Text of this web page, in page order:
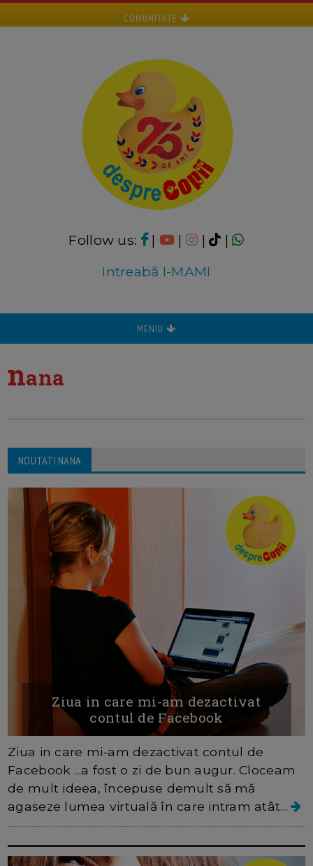
COMUNITATE
Follow us: | | |
|
Intreabă I-MAMI
MENIU
nana
NOUTATI NANA
Ziua in care mi-am dezactivat
contul de Facebook
Ziua in care mi-am dezactivat contul de
Facebook ...a fost o zi de bun augur. Cloceam
de mult ideea, începuse demult să mă
agaseze lumea virtuală în care intram atât...